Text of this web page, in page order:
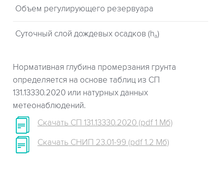
Объем регулирующего резервуара
Суточный слой дождевых осадков (ha)
Нормативная глубина промерзания грунта
определяется на основе таблиц из СП
131.13330.2020 или натурных данных
метеонаблюдений.
Скачать СП 131.13330.2020 (pdf 1 Мб)
Скачать СНИП 23.01-99 (pdf 1.2 Мб)